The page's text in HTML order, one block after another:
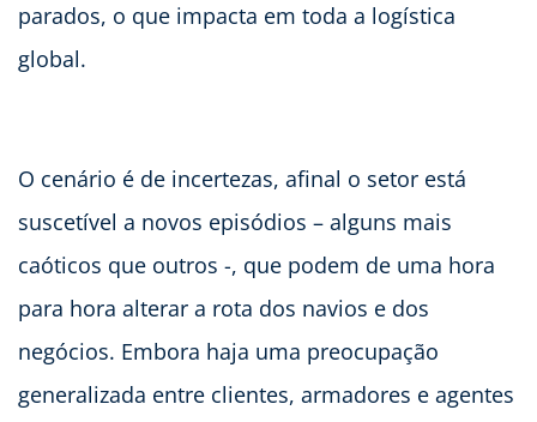
parados, o que impacta em toda a logística
global.
O cenário é de incertezas, afinal o setor está
suscetível a novos episódios – alguns mais
caóticos que outros -, que podem de uma hora
para hora alterar a rota dos navios e dos
negócios. Embora haja uma preocupação
generalizada entre clientes, armadores e agentes